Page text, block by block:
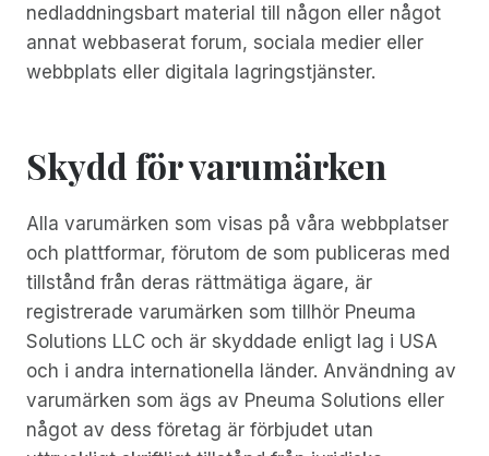
nedladdningsbart material till någon eller något
annat webbaserat forum, sociala medier eller
webbplats eller digitala lagringstjänster.
Skydd för varumärken
Alla varumärken som visas på våra webbplatser
och plattformar, förutom de som publiceras med
tillstånd från deras rättmätiga ägare, är
registrerade varumärken som tillhör Pneuma
Solutions LLC och är skyddade enligt lag i USA
och i andra internationella länder. Användning av
varumärken som ägs av Pneuma Solutions eller
något av dess företag är förbjudet utan